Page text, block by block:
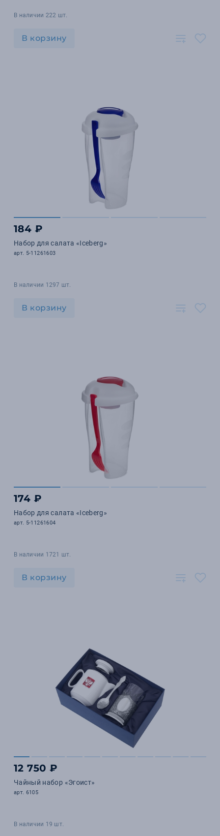
В наличии 222 шт.
В корзину
184 ₽
Набор для салата «Iceberg»
арт. 5-11261603
В наличии 1297 шт.
В корзину
174 ₽
Набор для салата «Iceberg»
арт. 5-11261604
В наличии 1721 шт.
В корзину
12 750 ₽
Чайный набор «Эгоист»
арт. 6105
В наличии 19 шт.